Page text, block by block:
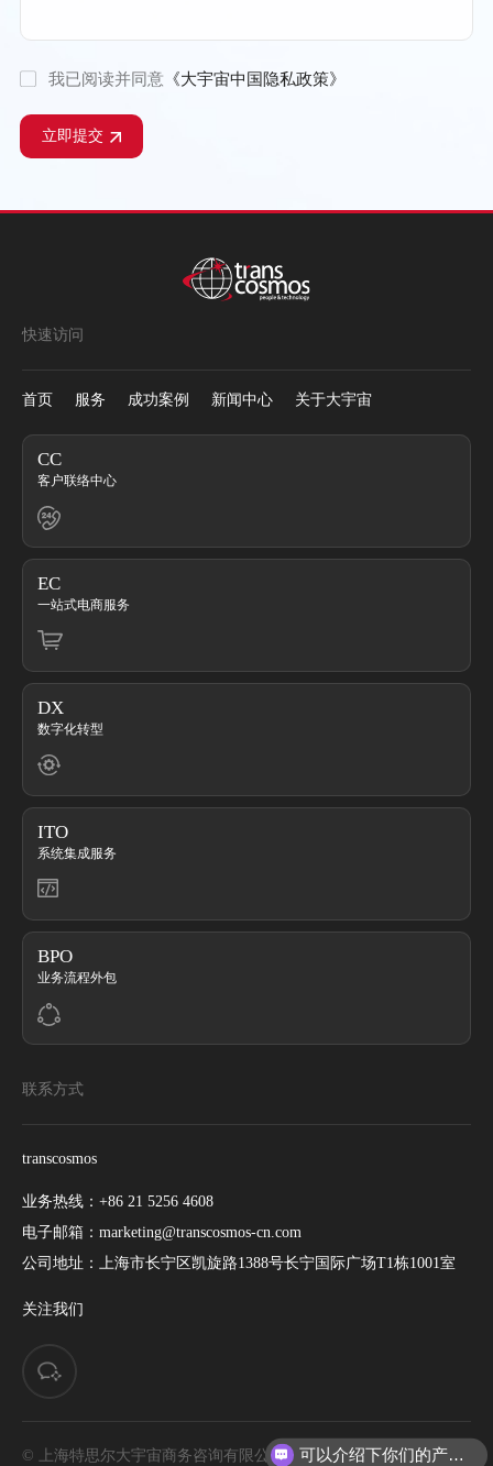
我已阅读并同意 《大宇宙中国隐私政策》
立即提交
快速访问
首页 服务 成功案例 新闻中心 关于大宇宙
CC
客户联络中心
EC
一站式电商服务
DX
数字化转型
ITO
系统集成服务
BPO
业务流程外包
联系方式
transcosmos
业务热线： +86 21 5256 4608
电子邮箱： marketing@transcosmos-cn.com
公司地址：
上海市长宁区凯旋路1388号长宁国际广场T1栋1001室
关注我们
© 上海特思尔大宇宙商务咨询有限公司. All rights reserved. |